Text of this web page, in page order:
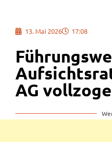
13. Mai 2026 17:08
AG